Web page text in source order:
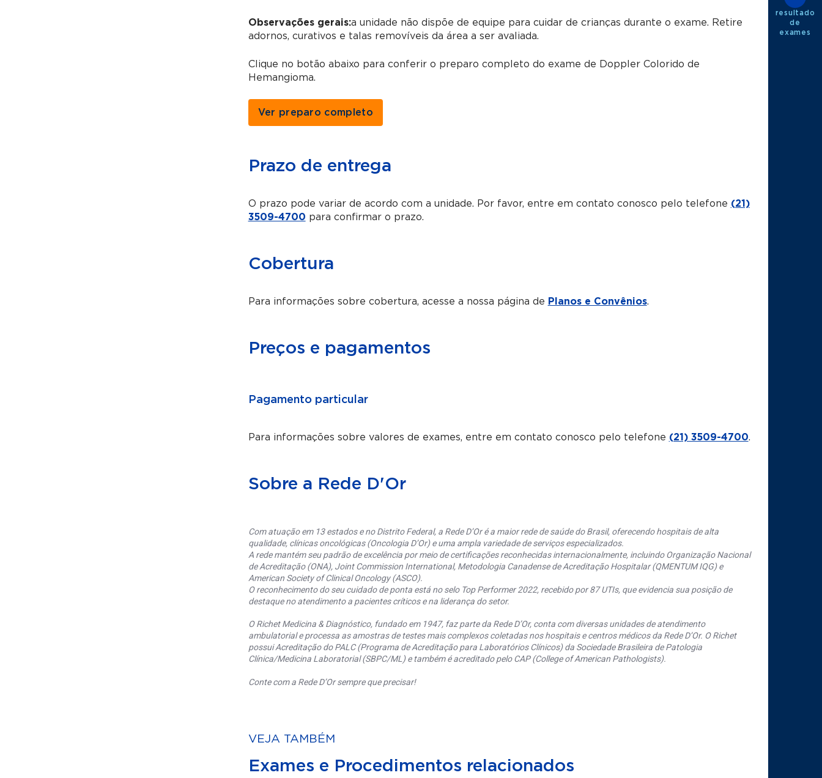
Observações gerais:a unidade não dispõe de equipe para cuidar de crianças durante o exame. Retire
adornos, curativos e talas removíveis da área a ser avaliada.
Clique no botão abaixo para conferir o preparo completo do exame de Doppler Colorido de
Hemangioma.
Ver preparo completo
Prazo de entrega
O prazo pode variar de acordo com a unidade. Por favor, entre em contato conosco pelo telefone (21)
3509-4700 para confirmar o prazo.
Cobertura
Para informações sobre cobertura, acesse a nossa página de Planos e Convênios.
Preços e pagamentos
Pagamento particular
Para informações sobre valores de exames, entre em contato conosco pelo telefone (21) 3509-4700.
Sobre a Rede D'Or
Com atuação em 13 estados e no Distrito Federal, a Rede D’Or é a maior rede de saúde do Brasil, oferecendo hospitais de alta
qualidade, clínicas oncológicas (Oncologia D’Or) e uma ampla variedade de serviços especializados.
A rede mantém seu padrão de excelência por meio de certificações reconhecidas internacionalmente, incluindo Organização Nacional
de Acreditação (ONA), Joint Commission International, Metodologia Canadense de Acreditação Hospitalar (QMENTUM IQG) e
American Society of Clinical Oncology (ASCO).
O reconhecimento do seu cuidado de ponta está no selo Top Performer 2022, recebido por 87 UTIs, que evidencia sua posição de
destaque no atendimento a pacientes críticos e na liderança do setor.
O Richet Medicina & Diagnóstico, fundado em 1947, faz parte da Rede D’Or, conta com diversas unidades de atendimento
ambulatorial e processa as amostras de testes mais complexos coletadas nos hospitais e centros médicos da Rede D’Or. O Richet
possui Acreditação do PALC (Programa de Acreditação para Laboratórios Clínicos) da Sociedade Brasileira de Patologia
Clínica/Medicina Laboratorial (SBPC/ML) e também é acreditado pelo CAP (College of American Pathologists).
Conte com a Rede D’Or sempre que precisar!
VEJA TAMBÉM
Exames e Procedimentos relacionados
resultado
de
exames